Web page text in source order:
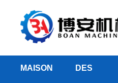
MAISON DES